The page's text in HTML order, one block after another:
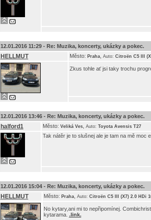
12.01.2016 11:29 - Re: Muzika, koncerty, ukázky a pokec.
HELLMUT Město: Praha, Auto: Citroën C5 III
Zkus tohle ať jsi taky trochu
12.01.2016 13:46 - Re: Muzika, koncerty, ukázky a pokec.
halford1 Město: Veliká Ves, Auto: Toyota Avensis T27
Tak nátěr je to slušnej ale je tam na mě
12.01.2016 15:04 - Re: Muzika, koncerty, ukázky a pokec.
HELLMUT Město: Praha, Auto: Citroën C5 III (X7) 2.0 HDi
No kytary,ani mi to nepřipomínej.
kytarama. .link.